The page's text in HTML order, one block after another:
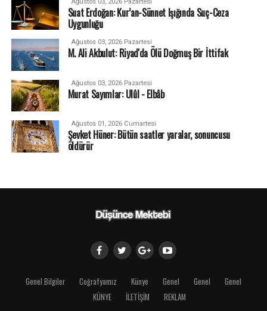
Suat Erdoğan: Kur’an-Sünnet Işığında Suç-Ceza
Uygunluğu
Ağustos 03, 2026 Pazartesi
M. Ali Akbulut: Riyad'da Ölü Doğmuş Bir İttifak
Ağustos 03, 2026 Pazartesi
Murat Sayımlar: Ulûl - Elbâb
Ağustos 01, 2026 Cumartesi
Şevket Hüner: Bütün saatler yaralar, sonuncusu
öldürür
Genel Bilgiler Coğrafyamız Künye Genel Genel
Genel
KÜNYE
İLETİŞİM REKLAM